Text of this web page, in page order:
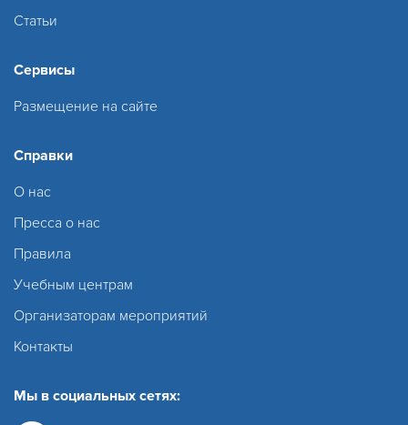
Статьи
Сервисы
Размещение на сайте
Справки
О нас
Пресса о нас
Правила
Учебным центрам
Организаторам мероприятий
Контакты
Мы в социальных сетях: